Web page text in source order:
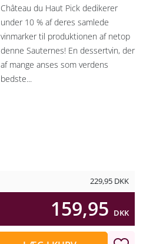
Château du Haut Pick dedikerer
under 10 % af deres samlede
vinmarker til produktionen af netop
denne Sauternes! En dessertvin, der
af mange anses som verdens
bedste...
229,95 DKK
159,95 DKK